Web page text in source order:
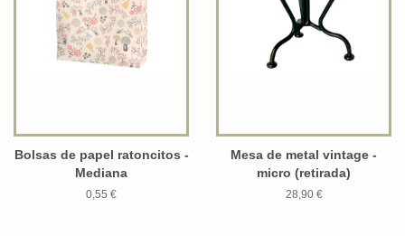
Bolsas de papel ratoncitos -
Mediana
0,55 €
Mesa de metal vintage -
micro (retirada)
28,90 €